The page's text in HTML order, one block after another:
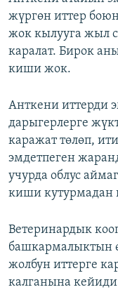
жүргөн иттер
жок кылууга жыл
каралат. Бирок
киши жок.
Анткени иттерди
дарыгерлерге
каражат төлөп,
эмдетпеген
учурда облус
киши кутурмадан
Ветеринардык
башкармалыктын
жолбун иттерге
калганына